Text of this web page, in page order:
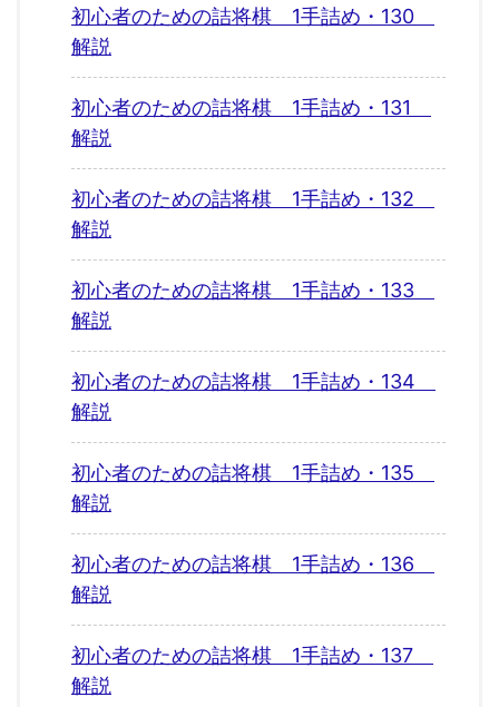
初心者のための詰将棋 1手詰め・130
解説
初心者のための詰将棋 1手詰め・131
解説
初心者のための詰将棋 1手詰め・132
解説
初心者のための詰将棋 1手詰め・133
解説
初心者のための詰将棋 1手詰め・134
解説
初心者のための詰将棋 1手詰め・135
解説
初心者のための詰将棋 1手詰め・136
解説
初心者のための詰将棋 1手詰め・137
解説